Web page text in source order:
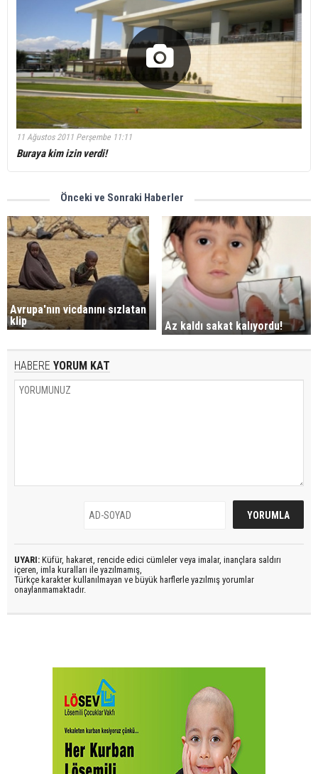
11 Ağustos 2011 Perşembe 11:11
Buraya kim izin verdi!
Önceki ve Sonraki Haberler
Avrupa'nın vicdanını sızlatan
klip
Az kaldı sakat kalıyordu!
HABERE YORUM KAT
UYARI: Küfür, hakaret, rencide edici cümleler veya imalar, inançlara saldırı
içeren, imla kuralları ile yazılmamış,
Türkçe karakter kullanılmayan ve büyük harflerle yazılmış yorumlar
onaylanmamaktadır.